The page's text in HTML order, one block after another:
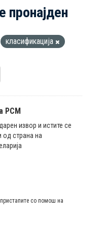
пронајден
класификација
РСМ
извор и истите се
од страна на
со помош на